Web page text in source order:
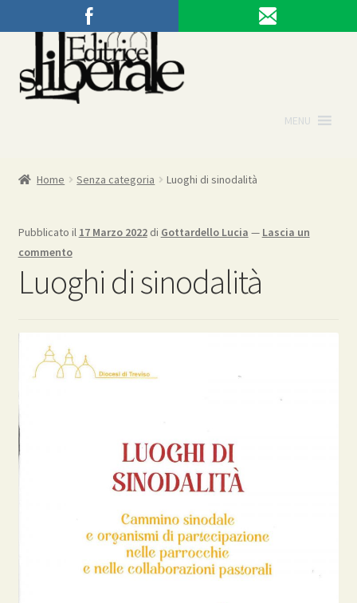
Vai
alla
navigazione
Vai
contenuto
MENU
Home Senza categoria Luoghi di sinodalità
Pubblicato il 17 Marzo 2022 di Gottardello Lucia — Lascia un
commento
Luoghi di sinodalità